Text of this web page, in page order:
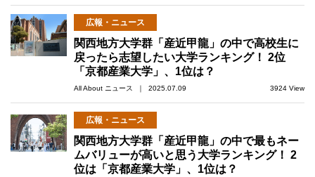
広報・ニュース
関西地方大学群「産近甲龍」の中で高校生に
戻ったら志望したい大学ランキング！ 2位
「京都産業大学」、1位は？
All About ニュース ｜ 2025.07.09 3924 View
広報・ニュース
関西地方大学群「産近甲龍」の中で最もネー
ムバリューが高いと思う大学ランキング！ 2
位は「京都産業大学」、1位は？